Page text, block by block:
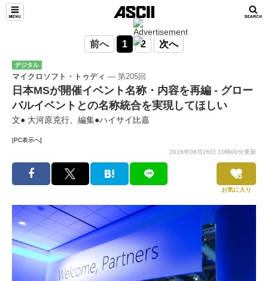
前へ 1 2 次へ
デジタル
マイクロソフト・トゥディ ― 第205回
日本MSが開催イベント名称・内容を再編 - グロー
バルイベントとの名称統合を実現してほしい
文● 大河原克行、編集●ハイサイ比嘉
[PC表示へ]
2016年08月26日 10時00分更新
お気に入り